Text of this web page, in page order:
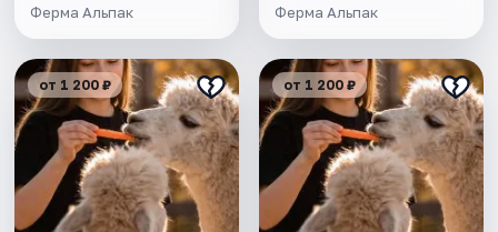
Ферма Альпак Ферма Альпак
от 1 200 ₽ от 1 200 ₽